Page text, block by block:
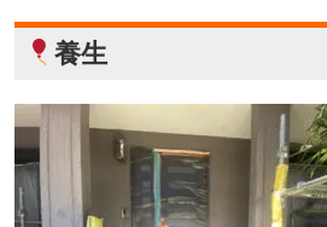
養生